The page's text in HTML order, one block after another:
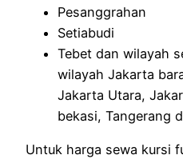
Pesanggrahan
Setiabudi
Tebet dan wilayah
wilayah Jakarta
Jakarta Utara,
bekasi, Tangerang
Untuk harga sewa kursi